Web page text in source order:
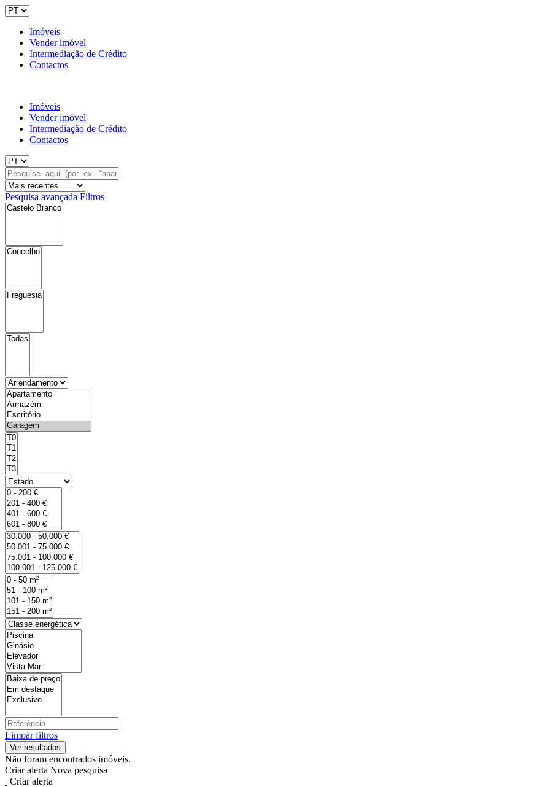
Imóveis
Vender imóvel
Intermediação de Crédito
Contactos
Imóveis
Vender imóvel
Intermediação de Crédito
Contactos
Pesquisa avançada Filtros
Limpar filtros
Não foram encontrados imóveis.
Criar alerta Nova pesquisa
Criar alerta